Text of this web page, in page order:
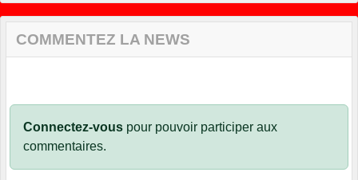
COMMENTEZ LA NEWS
Connectez-vous pour pouvoir participer aux
commentaires.